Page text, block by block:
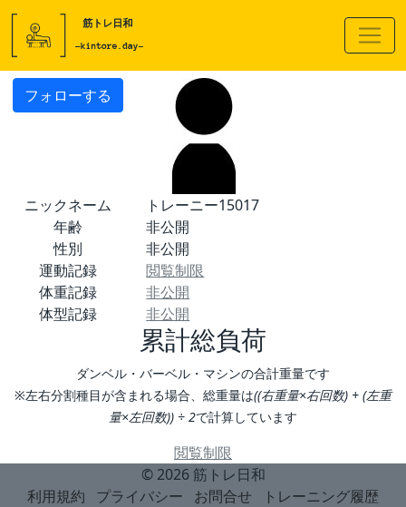
フォローする
ニックネーム
トレーニー15017
年齢
非公開
性別
非公開
運動記録
閲覧制限
体重記録
非公開
体型記録
非公開
累計総負荷
ダンベル・バーベル・マシンの合計重量です
※左右分割種目が含まれる場合、総重量は((右重量×右回数) + (左重
量×左回数)) ÷ 2で計算しています
閲覧制限
© 2026 筋トレ日和
利用規約
プライバシー お問合せ トレーニング履歴